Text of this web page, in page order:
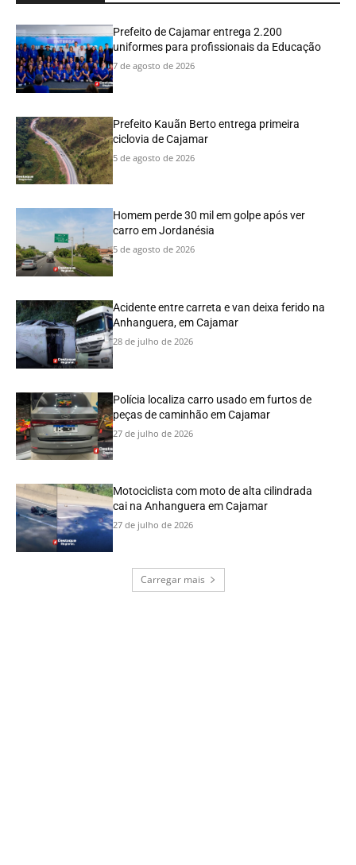
Prefeito de Cajamar entrega 2.200
uniformes para profissionais da Educação
7 de agosto de 2026
Prefeito Kauãn Berto entrega primeira
ciclovia de Cajamar
5 de agosto de 2026
Homem perde 30 mil em golpe após ver
carro em Jordanésia
5 de agosto de 2026
Acidente entre carreta e van deixa ferido na
Anhanguera, em Cajamar
28 de julho de 2026
Polícia localiza carro usado em furtos de
peças de caminhão em Cajamar
27 de julho de 2026
Motociclista com moto de alta cilindrada
cai na Anhanguera em Cajamar
27 de julho de 2026
Carregar mais